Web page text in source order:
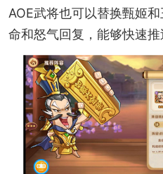
AOE武将也可以替换甄姬
命和怒气回复，能够快速推